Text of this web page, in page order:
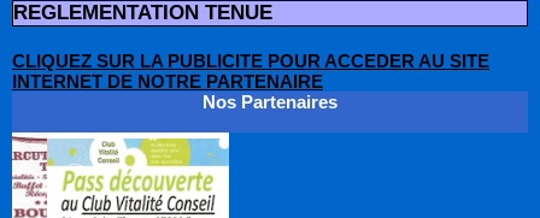
REGLEMENTATION TENUE
CLIQUEZ SUR LA PUBLICITE POUR ACCEDER AU SITE
INTERNET DE NOTRE PARTENAIRE
Nos Partenaires